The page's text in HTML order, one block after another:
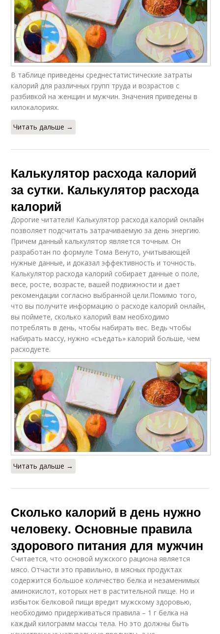
Калории при
физических
нагрузках
Калории за час
Калории при ходьбе Калории для ребенка
В таблице приведены среднестатистические затраты
калорий для различных групп труда и возрастов с
разбивкой на женщин и мужчин. Значения приведены в
килокалориях.
Читать дальше →
Калькулятор расхода калорий
за сутки. Калькулятор расхода
калорий
Дорогие читатели! Калькулятор расхода калорий онлайн
позволяет подсчитать затрачиваемую за день энергию.
Причем данный калькулятор является точным. Он
разработан по формуле Тома Венуто, учитывающей
нужные данные, и доказал эффективность и точность.
Калькулятор расхода калорий собирает данные о поле,
весе, росте, возрасте, вашей подвижности и дает
рекомендации согласно выбранной цели.Помимо того,
что вы получите информацию о расходе калорий онлайн,
вы поймете, сколько калорий вам необходимо
потреблять в день, чтобы набирать вес. Ведь чтобы
набирать массу, нужно «съедать» калорий больше, чем
расходуете.
Читать дальше →
Сколько калорий в день нужно
человеку. Основные правила
здорового питания для мужчин
Считается, что основой мужского рациона является
мясо. Отчасти это правильно, в мясных продуктах
содержится большое количество белка и незаменимых
аминокислот, которых нет в растительной пище. Но и
избыток белковой пищи вредит мужскому здоровью,
необходимо придерживаться правила – 1 г белка на
каждый килограмм массы тела. Но это должны быть